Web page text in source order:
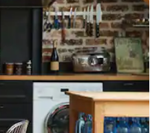
appuyant et en faisant glisser.